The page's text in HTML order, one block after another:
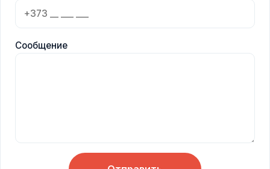
Сообщение